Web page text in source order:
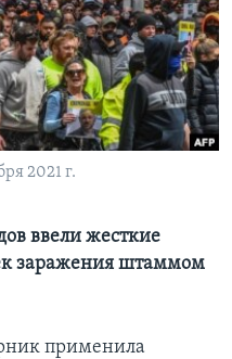
2021 г.
ввели жесткие
заражения штаммом
применила